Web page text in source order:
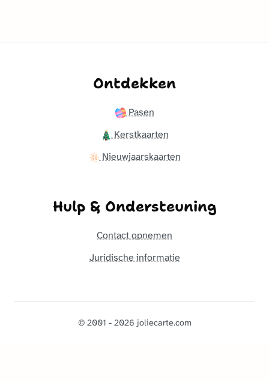
Ontdekken
Pasen
Kerstkaarten
Nieuwjaarskaarten
Hulp & Ondersteuning
Contact opnemen
Juridische informatie
© 2001 - 2026 joliecarte.com